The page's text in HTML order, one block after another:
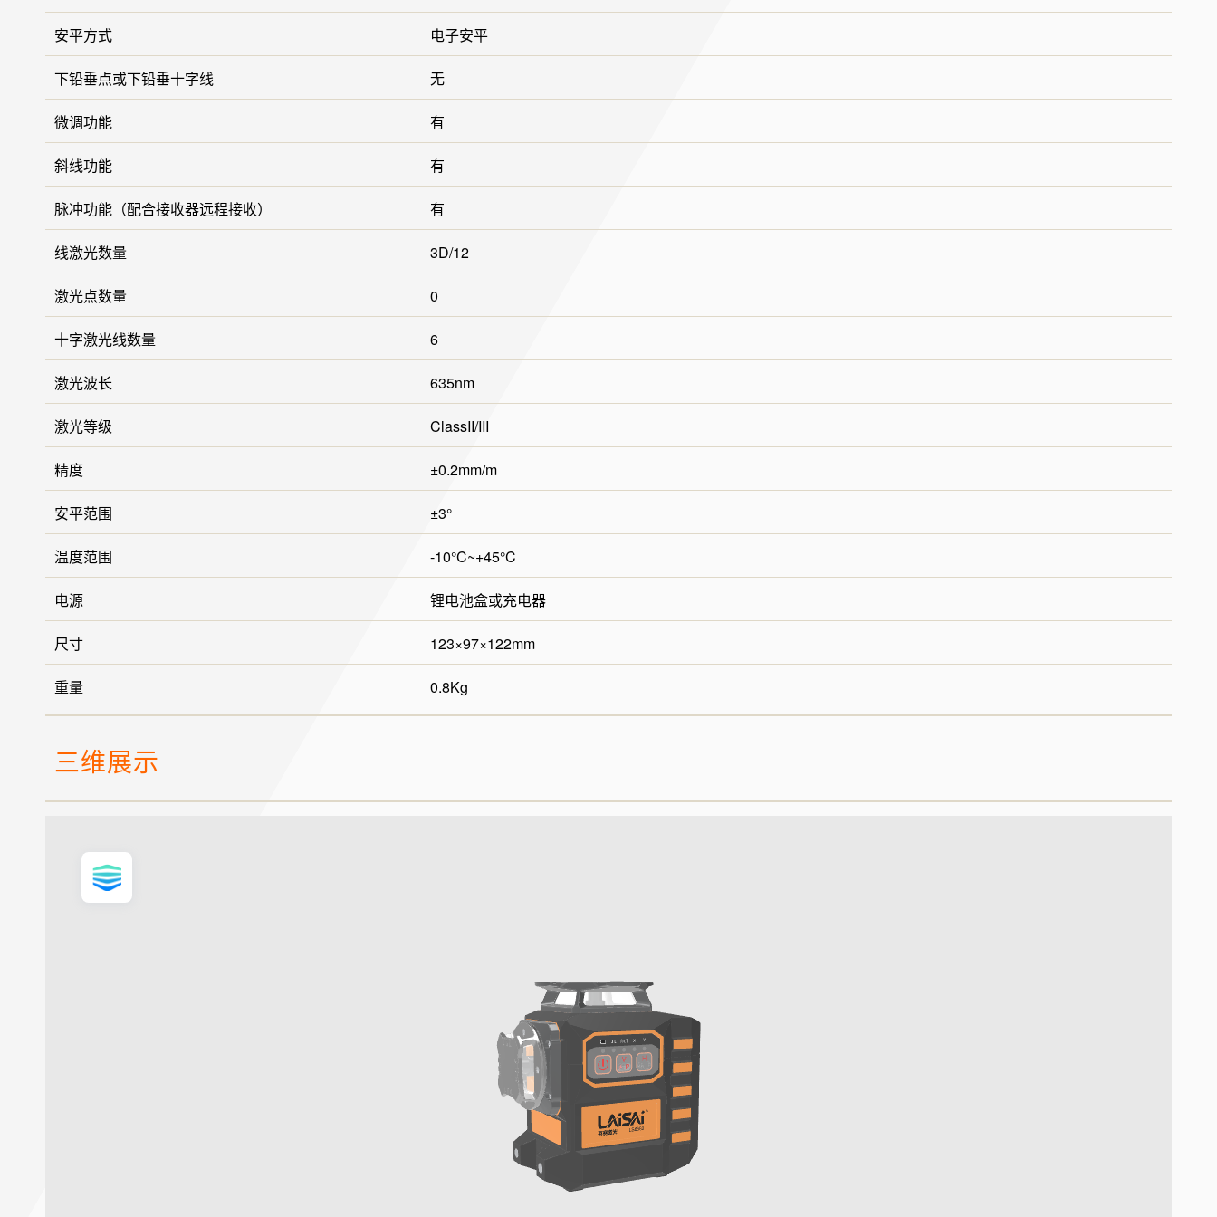
安平方式 电子安平
下铅垂点或下铅垂十字线 无
微调功能 有
斜线功能 有
脉冲功能（配合接收器远程接收） 有
线激光数量 3D/12
激光点数量 0
十字激光线数量 6
激光波长 635nm
激光等级 ClassII/III
精度 ±0.2mm/m
安平范围 ±3°
温度范围 -10°C~+45°C
电源 锂电池盒或充电器
尺寸 123×97×122mm
重量 0.8Kg
三维展示